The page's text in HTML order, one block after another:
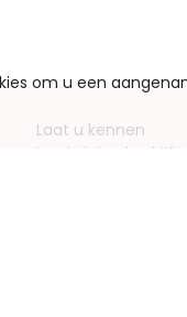
Laat u kennen
Inschrijving bedrijf
om u een